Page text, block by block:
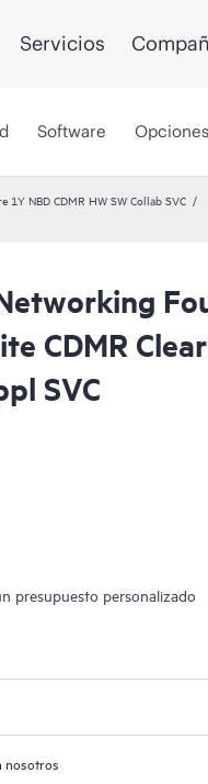
Servicios
Software Opciones
NBD CDMR HW SW Collab SVC
CDMR
SVC
presupuesto personalizado
nosotros